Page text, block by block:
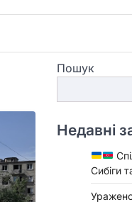
Пошук
Недавні
Сибіги